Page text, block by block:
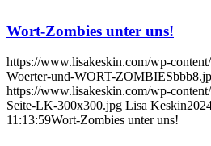
Wort-Zombies unter uns!
https://www.lisakeskin.com/wp-
Woerter-und-WORT-
https://www.lisakeskin.com/wp-
Seite-LK-300x300.jpg Lisa Keskin
11:13:59Wort-Zombies unter uns!